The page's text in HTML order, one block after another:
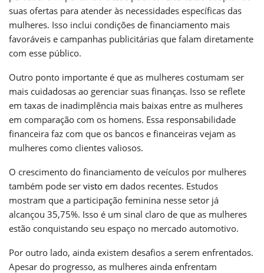
suas ofertas para atender às necessidades específicas das
mulheres. Isso inclui condições de financiamento mais
favoráveis e campanhas publicitárias que falam diretamente
com esse público.
Outro ponto importante é que as mulheres costumam ser
mais cuidadosas ao gerenciar suas finanças. Isso se reflete
em taxas de inadimplência mais baixas entre as mulheres
em comparação com os homens. Essa responsabilidade
financeira faz com que os bancos e financeiras vejam as
mulheres como clientes valiosos.
O crescimento do financiamento de veículos por mulheres
também pode ser visto em dados recentes. Estudos
mostram que a participação feminina nesse setor já
alcançou 35,75%. Isso é um sinal claro de que as mulheres
estão conquistando seu espaço no mercado automotivo.
Por outro lado, ainda existem desafios a serem enfrentados.
Apesar do progresso, as mulheres ainda enfrentam